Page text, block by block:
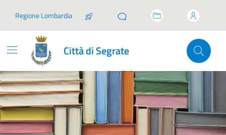
Regione Lombardia
Città di Segrate